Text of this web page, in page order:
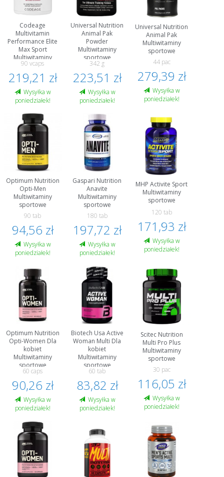
Codeage
Multivitamin
Performance Elite
Max Sport
Multiwitaminy
sportowe
90 vcaps
219,21 zł
Wysyłka w
poniedziałek!
Universal Nutrition
Animal Pak
Powder
Multiwitaminy
sportowe
342 g
223,51 zł
Wysyłka w
poniedziałek!
Universal Nutrition
Animal Pak
Multiwitaminy
sportowe
44 paс
279,39 zł
Wysyłka w
poniedziałek!
Optimum Nutrition
Opti-Men
Multiwitaminy
sportowe
90 tab
94,56 zł
Wysyłka w
poniedziałek!
Gaspari Nutrition
Anavite
Multiwitaminy
sportowe
180 tab
197,72 zł
Wysyłka w
poniedziałek!
MHP Activite Sport
Multiwitaminy
sportowe
120 tab
171,93 zł
Wysyłka w
poniedziałek!
Optimum Nutrition
Opti-Women Dla
kobiet
Multiwitaminy
sportowe
60 caps
90,26 zł
Wysyłka w
poniedziałek!
Biotech Usa Active
Woman Multi Dla
kobiet
Multiwitaminy
sportowe
60 tab
83,82 zł
Wysyłka w
poniedziałek!
Scitec Nutrition
Multi Pro Plus
Multiwitaminy
sportowe
30 pac
116,05 zł
Wysyłka w
poniedziałek!